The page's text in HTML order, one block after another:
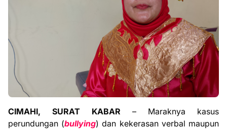
CIMAHI, SURAT KABAR – Maraknya kasus
perundungan (bullying) dan kekerasan verbal maupun